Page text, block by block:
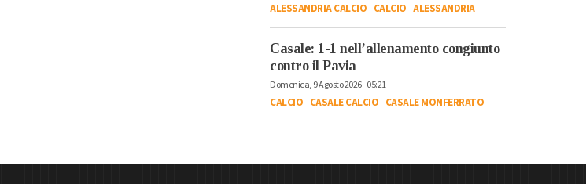
ALESSANDRIA CALCIO-CALCIO-ALESSANDRIA
Casale: 1-1 nell’allenamento congiunto
contro il Pavia
Domenica, 9 Agosto 2026 - 05:21
CALCIO-CASALE CALCIO-CASALE MONFERRATO